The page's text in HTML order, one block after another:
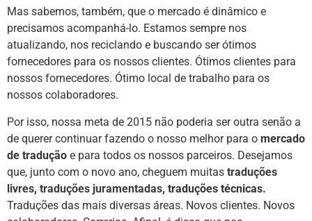
Mas sabemos, também, que o mercado é dinâmico e
precisamos acompanhá-lo. Estamos sempre nos
atualizando, nos reciclando e buscando ser ótimos
fornecedores para os nossos clientes. Ótimos clientes para
nossos fornecedores. Ótimo local de trabalho para os
nossos colaboradores.
Por isso, nossa meta de 2015 não poderia ser outra senão a
de querer continuar fazendo o nosso melhor para o mercado
de tradução e para todos os nossos parceiros. Desejamos
que, junto com o novo ano, cheguem muitas traduções
livres, traduções juramentadas, traduções técnicas.
Traduções das mais diversas áreas. Novos clientes. Novos